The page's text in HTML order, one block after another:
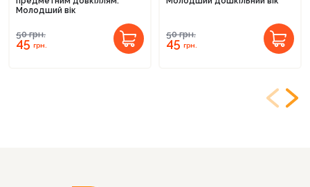
Молодший вік
50грн.
45грн.
50грн.
45грн.